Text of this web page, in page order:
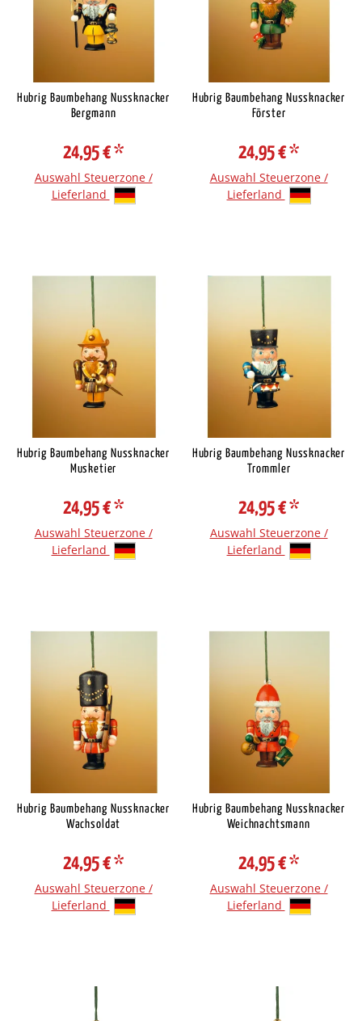
Hubrig Baumbehang Nussknacker
Bergmann
24,95 €*
Auswahl Steuerzone /
Lieferland
Hubrig Baumbehang Nussknacker
Förster
24,95 €*
Auswahl Steuerzone /
Lieferland
Hubrig Baumbehang Nussknacker
Musketier
24,95 €*
Auswahl Steuerzone /
Lieferland
Hubrig Baumbehang Nussknacker
Trommler
24,95 €*
Auswahl Steuerzone /
Lieferland
Hubrig Baumbehang Nussknacker
Wachsoldat
24,95 €*
Auswahl Steuerzone /
Lieferland
Hubrig Baumbehang Nussknacker
Weichnachtsmann
24,95 €*
Auswahl Steuerzone /
Lieferland